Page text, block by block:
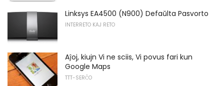
Linksys EA4500 (N900) Defaŭlta Pasvorto
INTERRETO KAJ RETO
Aĵoj, kiujn Vi ne sciis, Vi povus fari kun
Google Maps
TTT-SERĈO